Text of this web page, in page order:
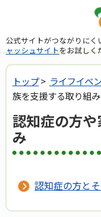
公式サイトがつながりに
ャッシュサイトをお試しく
トップ> ライフイベ
族を支援する取り組み
認知症の方
み
認知症の方と